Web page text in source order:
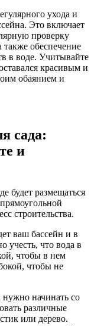
ухода и
Это включает
проверку
обеспечение
в воде. Учитывайте
красивым и
обаянием и
сада:
и
будет размещаться
строительства.
ваш бассейн и в
учесть, что вода в
чтобы в нем
чтобы не
нужно начинать со
различные
или дерево.